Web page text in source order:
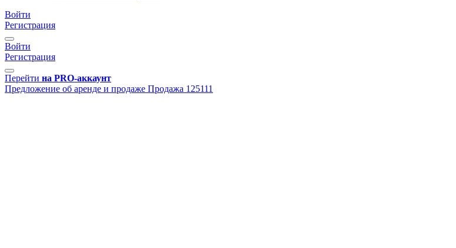
Войти
Регистрация
Войти
Регистрация
Перейти на PRO-аккаунт
Предложение об аренде и продаже Продажа 125111